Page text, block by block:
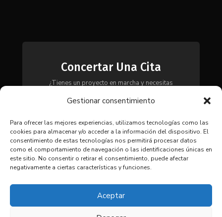
Gestionar consentimiento
Para ofrecer las mejores experiencias, utilizamos tecnologías como las
cookies para almacenar y/o acceder a la información del dispositivo. El
consentimiento de estas tecnologías nos permitirá procesar datos
como el comportamiento de navegación o las identificaciones únicas en
este sitio. No consentir o retirar el consentimiento, puede afectar
negativamente a ciertas características y funciones.
Aceptar
Concertar Una Cita
¿Tienes un proyecto en marcha y necesitas
contacto con nosotros y te asesoraremos para
necesidades.
CONTACTAR